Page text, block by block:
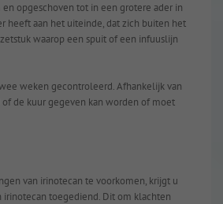
opgeschoven tot in een grotere ader in
heeft aan het uiteinde, dat zich buiten het
waarop een spuit of een infuuslijn
weken gecontroleerd. Afhankelijk van
de kuur gegeven kan worden of moet
van irinotecan te voorkomen, krijgt u
irinotecan toegediend. Dit om klachten